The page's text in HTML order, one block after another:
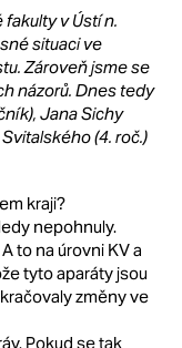
v Ústí n.
situaci ve
Zároveň jsme se
názorů. Dnes tedy
Jana Sichy
(4. roč.)
kraji?
nepohnuly.
to na úrovni KV a
tyto aparáty jsou
změny ve
Pokud se tak